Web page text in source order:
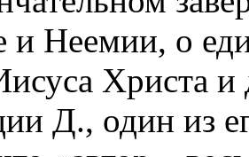
и Неемии, о
Христа
Д., один из